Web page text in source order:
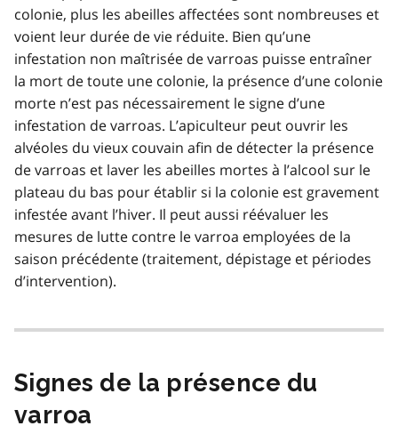
colonie, plus les abeilles affectées sont nombreuses et
voient leur durée de vie réduite. Bien qu’une
infestation non maîtrisée de varroas puisse entraîner
la mort de toute une colonie, la présence d’une colonie
morte n’est pas nécessairement le signe d’une
infestation de varroas. L’apiculteur peut ouvrir les
alvéoles du vieux couvain afin de détecter la présence
de varroas et laver les abeilles mortes à l’alcool sur le
plateau du bas pour établir si la colonie est gravement
infestée avant l’hiver. Il peut aussi réévaluer les
mesures de lutte contre le varroa employées de la
saison précédente (traitement, dépistage et périodes
d’intervention).
Signes de la présence du
varroa